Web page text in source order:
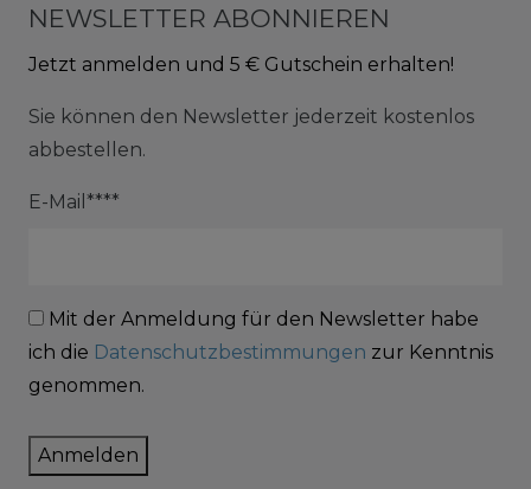
NEWSLETTER ABONNIEREN
Jetzt anmelden und 5 € Gutschein erhalten!
Sie können den Newsletter jederzeit kostenlos
abbestellen.
E-Mail****
Mit der Anmeldung für den Newsletter habe
ich die Datenschutzbestimmungen zur Kenntnis
genommen.
Anmelden